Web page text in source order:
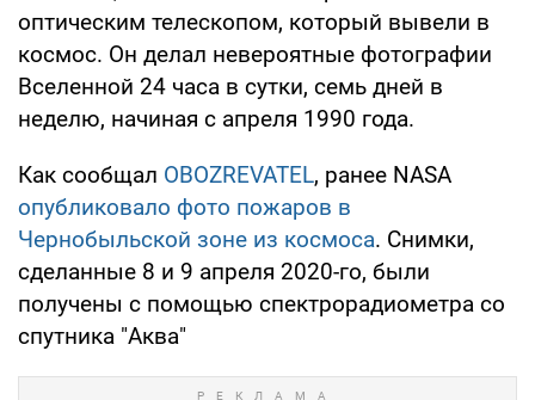
оптическим телескопом, который вывели в
космос. Он делал невероятные фотографии
Вселенной 24 часа в сутки, семь дней в
неделю, начиная с апреля 1990 года.
Как сообщал OBOZREVATEL, ранее NASA
опубликовало фото пожаров в
Чернобыльской зоне из космоса. Снимки,
сделанные 8 и 9 апреля 2020-го, были
получены с помощью спектрорадиометра со
спутника "Аква"